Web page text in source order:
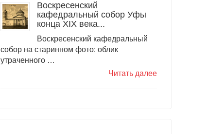
Воскресенский
кафедральный собор Уфы
конца XIX века...
Воскресенский кафедральный
собор на старинном фото: облик
утраченного …
Читать далее